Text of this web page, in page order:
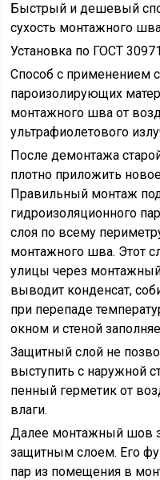
Быстрый и дешевый
сухость монтажного
Установка по ГОСТ 30971
Способ с применением
пароизолирующих
монтажного шва от
ультрафиолетового
После демонтажа
плотно приложить
Правильный монтаж
гидроизоляционного
слоя по всему
монтажного шва. Этот
улицы через
выводит конденсат,
при перепаде
окном и стеной
Защитный слой не
выступить с наружной
пенный герметик от
влаги.
Далее монтажный шов
защитным слоем. Его
пар из помещения в